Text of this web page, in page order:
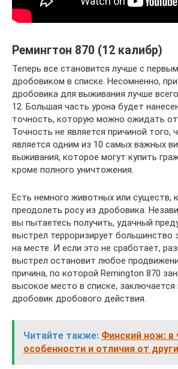
Ремингтон 870 (12 калибр)
Теперь все становится лучше с
дробовиком в списке. Несомненно,
дробовика для выживания лучше
12. Большая часть урона будет
точность, которую можно ожидать от
Точность не является причиной того,
является одним из 10 самых важных
выживания, которое могут купить
кроме полного уничтожения.
Есть немного животных или существ,
преодолеть росу из дробовика.
вы пытаетесь получить, удачный
выстрел терроризирует большинство
на месте. И если это не сработает,
выстрел остановит любое
причина, по которой Remington 870
высокое место в списке,
дробовик дробового действия.
Читайте также: Финский нож: в
особенности и отличия от